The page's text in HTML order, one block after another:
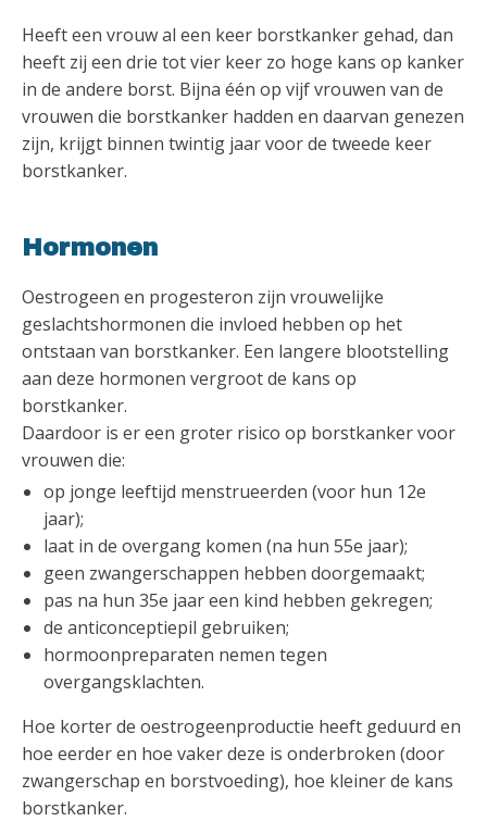
Heeft een vrouw al een keer borstkanker gehad, dan
heeft zij een drie tot vier keer zo hoge kans op kanker
in de andere borst. Bijna één op vijf vrouwen van de
vrouwen die borstkanker hadden en daarvan genezen
zijn, krijgt binnen twintig jaar voor de tweede keer
borstkanker.
Hormonen
Oestrogeen en progesteron zijn vrouwelijke
geslachtshormonen die invloed hebben op het
ontstaan van borstkanker. Een langere blootstelling
aan deze hormonen vergroot de kans op
borstkanker.
Daardoor is er een groter risico op borstkanker voor
vrouwen die:
op jonge leeftijd menstrueerden (voor hun 12e
jaar);
laat in de overgang komen (na hun 55e jaar);
geen zwangerschappen hebben doorgemaakt;
pas na hun 35e jaar een kind hebben gekregen;
de anticonceptiepil gebruiken;
hormoonpreparaten nemen tegen
overgangsklachten.
Hoe korter de oestrogeenproductie heeft geduurd en
hoe eerder en hoe vaker deze is onderbroken (door
zwangerschap en borstvoeding), hoe kleiner de kans
borstkanker.